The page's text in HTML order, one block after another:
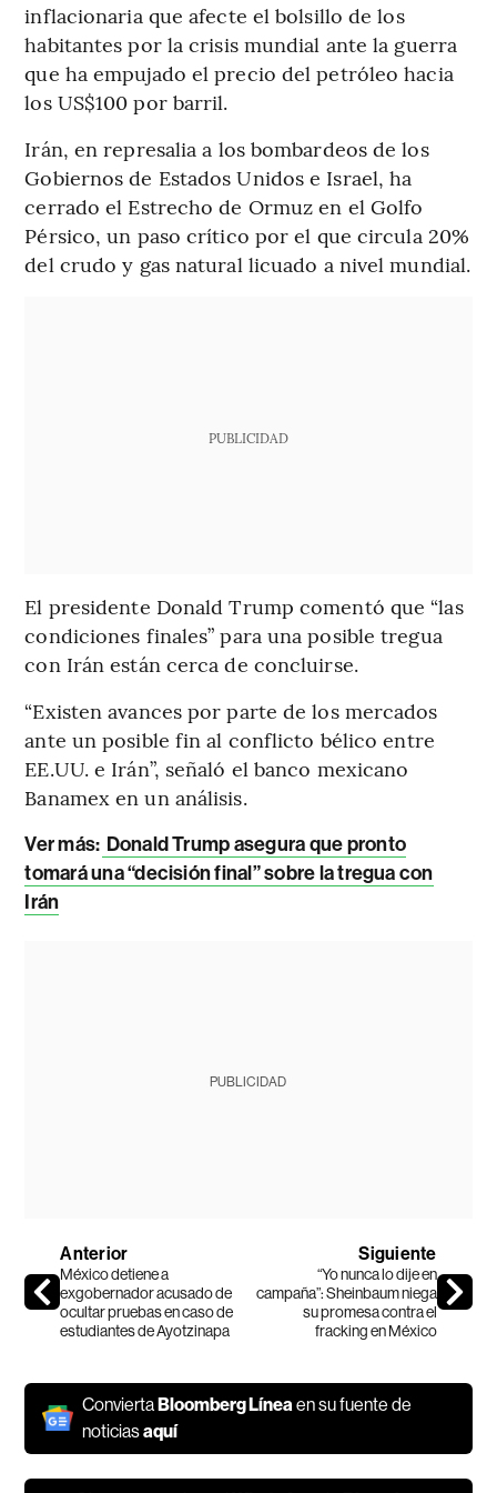
inflacionaria que afecte el bolsillo de los
habitantes por la crisis mundial ante la guerra
que ha empujado el precio del petróleo hacia
los US$100 por barril.
Irán, en represalia a los bombardeos de los
Gobiernos de Estados Unidos e Israel, ha
cerrado el Estrecho de Ormuz en el Golfo
Pérsico, un paso crítico por el que circula 20%
del crudo y gas natural licuado a nivel mundial.
PUBLICIDAD
El presidente Donald Trump comentó que “las
condiciones finales” para una posible tregua
con Irán están cerca de concluirse.
“Existen avances por parte de los mercados
ante un posible fin al conflicto bélico entre
EE.UU. e Irán”, señaló el banco mexicano
Banamex en un análisis.
Ver más: Donald Trump asegura que pronto
tomará una “decisión final” sobre la tregua con
Irán
PUBLICIDAD
Anterior
México detiene a
exgobernador acusado de
ocultar pruebas en caso de
estudiantes de Ayotzinapa
Siguiente
“Yo nunca lo dije en
campaña”: Sheinbaum niega
su promesa contra el
fracking en México
ConviertaBloomberg Línea en su fuente de
noticiasaquí